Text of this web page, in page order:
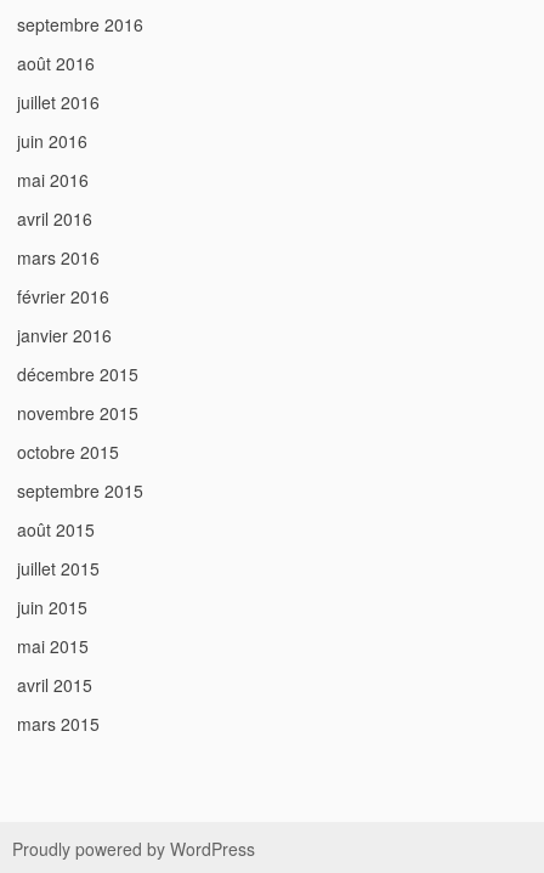
septembre 2016
août 2016
juillet 2016
juin 2016
mai 2016
avril 2016
mars 2016
février 2016
janvier 2016
décembre 2015
novembre 2015
octobre 2015
septembre 2015
août 2015
juillet 2015
juin 2015
mai 2015
avril 2015
mars 2015
Proudly powered by WordPress